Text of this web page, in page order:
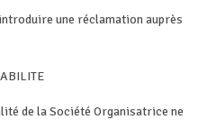
une réclamation auprès
de la Société Organisatrice ne